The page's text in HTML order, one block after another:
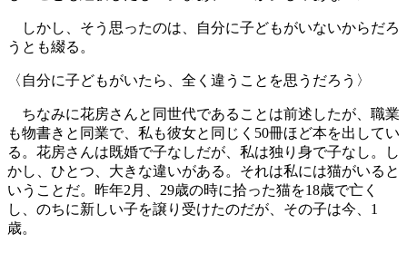
しかし、そう思ったのは、自分に子どもがいないからだろ
うとも綴る。
〈自分に子どもがいたら、全く違うことを思うだろう〉
ちなみに花房さんと同世代であることは前述したが、職業
も物書きと同業で、私も彼女と同じく50冊ほど本を出してい
る。花房さんは既婚で子なしだが、私は独り身で子なし。し
かし、ひとつ、大きな違いがある。それは私には猫がいると
いうことだ。昨年2月、29歳の時に拾った猫を18歳で亡く
し、のちに新しい子を譲り受けたのだが、その子は今、1
歳。